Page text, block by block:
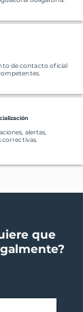
de contacto oficial
alertas,
correctivas.
que